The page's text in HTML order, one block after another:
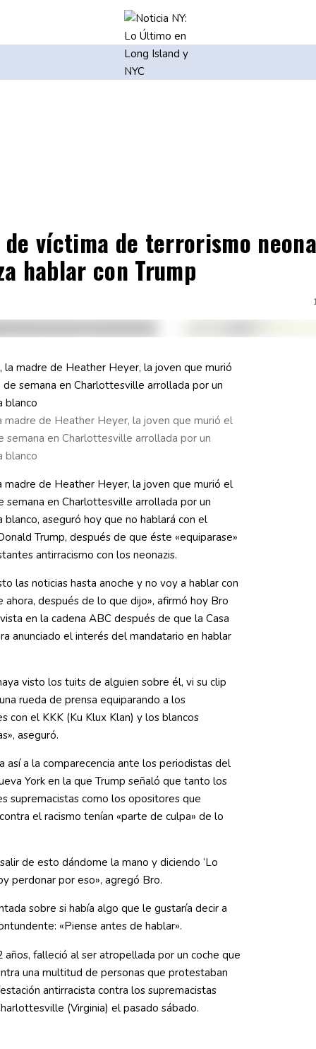
de víctima de terrorismo
hablar con Trump
madre de Heather Heyer, la joven que murió el
semana en Charlottesville arrollada por un
blanco
madre de Heather Heyer, la joven que murió el
semana en Charlottesville arrollada por un
blanco, aseguró hoy que no hablará con el
Trump, después de que éste «equiparase»
antirracismo con los neonazis.
las noticias hasta anoche y no voy a hablar con
ahora, después de lo que dijo», afirmó hoy Bro
en la cadena ABC después de que la Casa
anunciado el interés del mandatario en hablar
visto los tuits de alguien sobre él, vi su clip
rueda de prensa equiparando a los
con el KKK (Ku Klux Klan) y los blancos
aseguró.
así a la comparecencia ante los periodistas del
York en la que Trump señaló que tanto los
supremacistas como los opositores que
el racismo tenían «parte de culpa» de lo
de esto dándome la mano y diciendo ‘Lo
perdonar por eso», agregó Bro.
sobre si había algo que le gustaría decir a
«Piense antes de hablar».
años, falleció al ser atropellada por un coche que
una multitud de personas que protestaban
antirracista contra los supremacistas
(Virginia) el pasado sábado.